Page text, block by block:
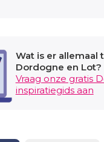
af, ziewww.lascaux.fr.
Wat is er allemaal
Dordogne en Lot?
Vraag onze gratis
inspiratiegids aan